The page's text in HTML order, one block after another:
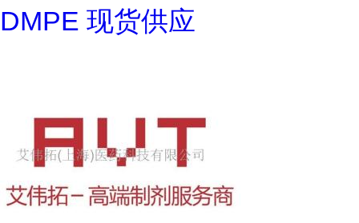
DMPE 现货供应